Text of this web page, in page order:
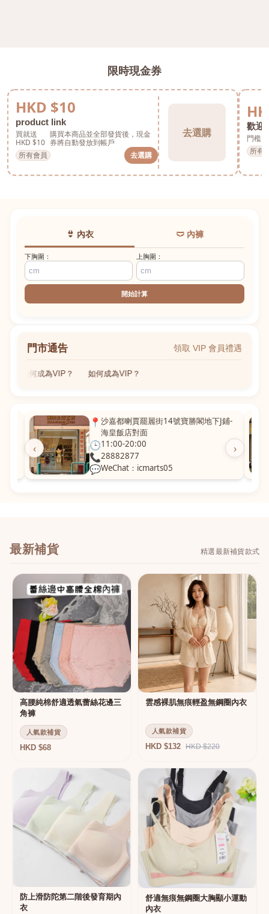
限時現金券
HKD $10
product link
買就送
HKD $10
購買本商品並全部發貨後，現金
券將自動發放到帳戶
所有會員
去選購
去選購
歡迎
門檻
所有
👙 內衣 🩲 內褲
下胸圍： 上胸圍：
開始計算
門市通告 領取 VIP 會員禮遇
如何成為VIP？ 如何成為VIP？
‹ ›
📍 沙嘉都喇賈罷麗街14號寶勝閣地下J鋪-
海皇飯店對面
🕒11:00-20:00
📞28882877
💬WeChat：icmarts05
最新補貨 精選最新補貨款式
高腰純棉舒適透氣蕾絲花邊三
角褲
人氣款補貨
HKD $68
雲感裸肌無痕輕盈無鋼圈內衣
人氣款補貨
HKD $132 HKD $220
防上滑防陀第二階後發育期內
衣
舒適無痕無鋼圈大胸顯小運動
內衣